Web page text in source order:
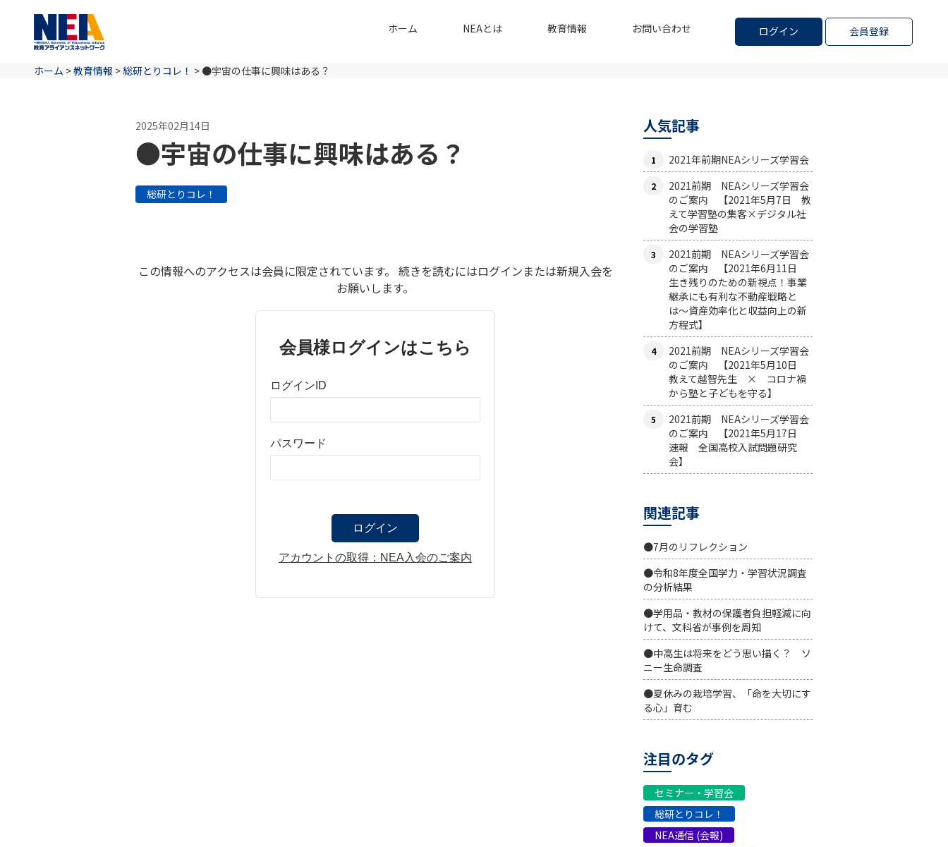
ログイン 会員登録
ホーム NEAとは 教育情報 お問い合わせ
ホーム >教育情報 >総研とりコレ！ > ●宇宙の仕事に興味はある？
2025年02月14日
●宇宙の仕事に興味はある？
総研とりコレ！
この情報へのアクセスは会員に限定されています。 続きを読むにはログインまたは新規入会を
お願いします。
会員様ログインはこちら
ログインID
パスワード
アカウントの取得：NEA入会のご案内
人気記事
2021年前期NEAシリーズ学習会
2021前期 NEAシリーズ学習会
のご案内 【2021年5月7日 教
えて学習塾の集客×デジタル社
会の学習塾
2021前期 NEAシリーズ学習会
のご案内 【2021年6月11日
生き残りのための新視点！事業
継承にも有利な不動産戦略と
は〜資産効率化と収益向上の新
方程式】
2021前期 NEAシリーズ学習会
のご案内 【2021年5月10日
教えて越智先生 × コロナ禍
から塾と子どもを守る】
2021前期 NEAシリーズ学習会
のご案内 【2021年5月17日
速報 全国高校入試問題研究
会】
関連記事
●7月のリフレクション
●令和8年度全国学力・学習状況調査
の分析結果
●学用品・教材の保護者負担軽減に向
けて、文科省が事例を周知
●中高生は将来をどう思い描く？ ソ
ニー生命調査
●夏休みの栽培学習、「命を大切にす
る心」育む
注目のタグ
セミナー・学習会
総研とりコレ！
NEA通信 (会報)